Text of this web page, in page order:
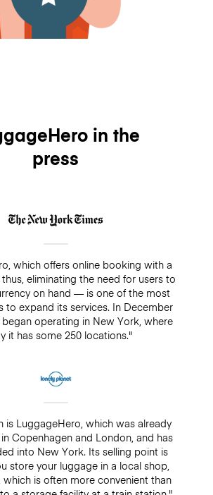
in the
press
which offers online booking with a
eliminating the need for users to
on hand — is one of the most
to expand its services. In December
operating in New York, where
it has some 250 locations."
is LuggageHero, which was already
Copenhagen and London, and has
into New York. Its selling point is
store your luggage in a local shop,
which is often more convenient than